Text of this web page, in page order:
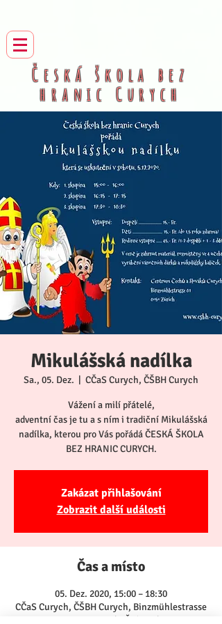
Česká škola bez
hranic
Curych
Mikulášská nadílka
Sa., 05. Dez. CČaS Curych, ČŠBH Curych
Vážení a milí přátelé,
adventní čas je tu a s ním i tradiční Mikulášská
nadílka, kterou pro Vás pořádá ČESKÁ ŠKOLA
BEZ HRANIC CURYCH.
Zakázat přihlašování
Zobrazit další události
Čas a místo
05. Dez. 2020, 15:00 – 18:30
CČaS Curych, ČŠBH Curych, Binzmühlestrasse
81, 8050 Zürich, Švýcarsko